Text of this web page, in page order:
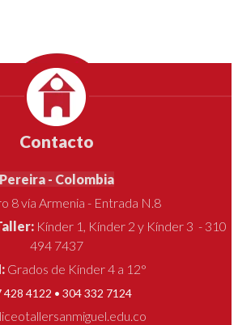
Contacto
Pereira - Colombia
8 vía Armenia - Entrada N.8
Kínder 1, Kínder 2 y Kínder 3 - 310
494 7437
Grados de Kínder 4 a 12°
428 4122 • 304 332 7124